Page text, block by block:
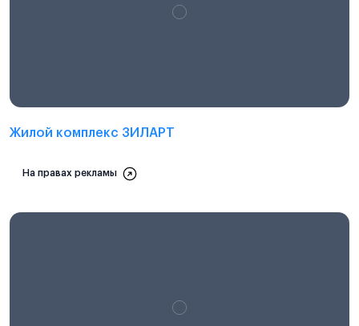
Жилой комплекс ЗИЛАРТ
На правах рекламы